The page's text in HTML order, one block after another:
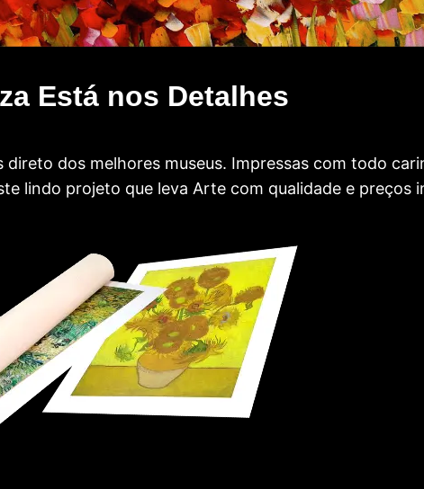
Está nos Detalhes
dos melhores museus. Impressas com todo
lindo projeto que leva Arte com qualidade e preços